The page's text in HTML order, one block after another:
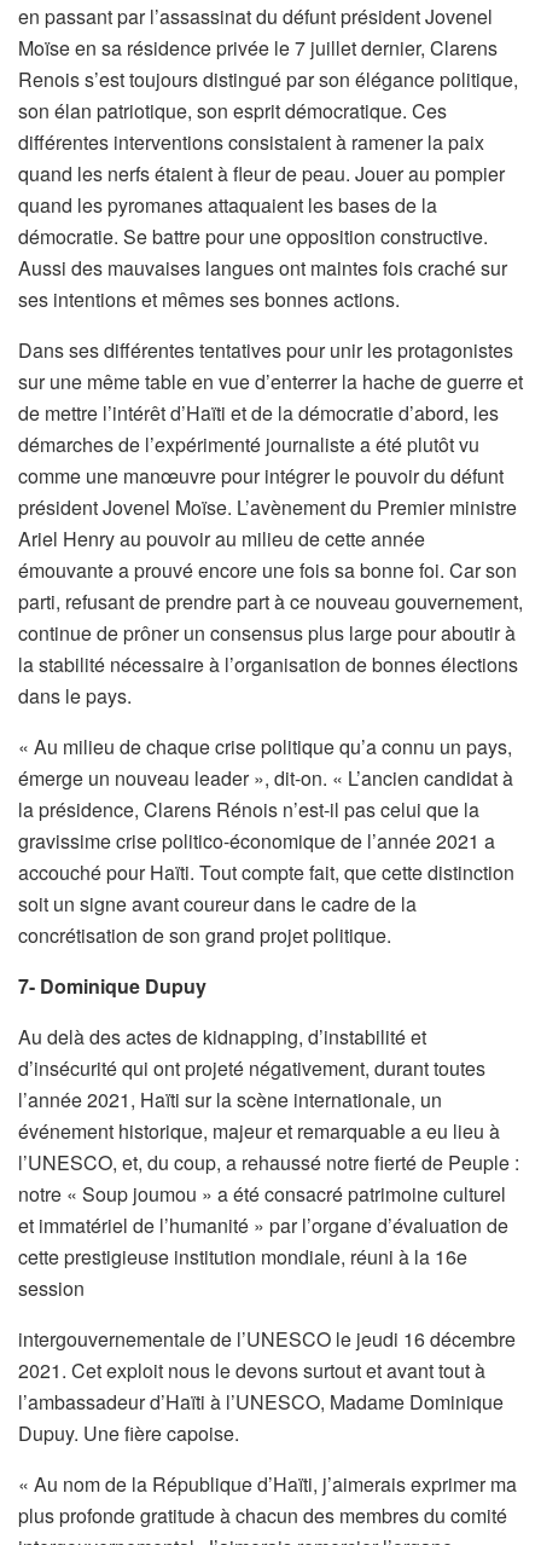
en passant par l’assassinat du défunt président Jovenel
Moïse en sa résidence privée le 7 juillet dernier, Clarens
Renois s’est toujours distingué par son élégance politique,
son élan patriotique, son esprit démocratique. Ces
différentes interventions consistaient à ramener la paix
quand les nerfs étaient à fleur de peau. Jouer au pompier
quand les pyromanes attaquaient les bases de la
démocratie. Se battre pour une opposition constructive.
Aussi des mauvaises langues ont maintes fois craché sur
ses intentions et mêmes ses bonnes actions.
Dans ses différentes tentatives pour unir les protagonistes
sur une même table en vue d’enterrer la hache de guerre et
de mettre l’intérêt d’Haïti et de la démocratie d’abord, les
démarches de l’expérimenté journaliste a été plutôt vu
comme une manœuvre pour intégrer le pouvoir du défunt
président Jovenel Moïse. L’avènement du Premier ministre
Ariel Henry au pouvoir au milieu de cette année
émouvante a prouvé encore une fois sa bonne foi. Car son
parti, refusant de prendre part à ce nouveau gouvernement,
continue de prôner un consensus plus large pour aboutir à
la stabilité nécessaire à l’organisation de bonnes élections
dans le pays.
« Au milieu de chaque crise politique qu’a connu un pays,
émerge un nouveau leader », dit-on. « L’ancien candidat à
la présidence, Clarens Rénois n’est-il pas celui que la
gravissime crise politico-économique de l’année 2021 a
accouché pour Haïti. Tout compte fait, que cette distinction
soit un signe avant coureur dans le cadre de la
concrétisation de son grand projet politique.
7- Dominique Dupuy
Au delà des actes de kidnapping, d’instabilité et
d’insécurité qui ont projeté négativement, durant toutes
l’année 2021, Haïti sur la scène internationale, un
événement historique, majeur et remarquable a eu lieu à
l’UNESCO, et, du coup, a rehaussé notre fierté de Peuple :
notre « Soup joumou » a été consacré patrimoine culturel
et immatériel de l’humanité » par l’organe d’évaluation de
cette prestigieuse institution mondiale, réuni à la 16e
session
intergouvernementale de l’UNESCO le jeudi 16 décembre
2021. Cet exploit nous le devons surtout et avant tout à
l’ambassadeur d’Haïti à l’UNESCO, Madame Dominique
Dupuy. Une fière capoise.
« Au nom de la République d’Haïti, j’aimerais exprimer ma
plus profonde gratitude à chacun des membres du comité